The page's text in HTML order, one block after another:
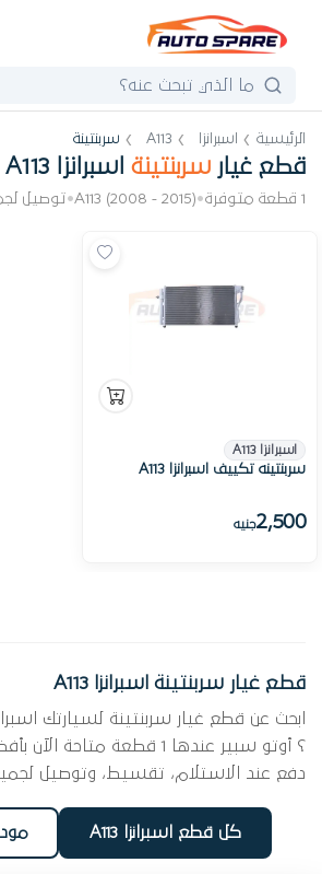
الرئيسية اسبرانزا A113 سربنتينة
قطع غيار سربنتينة اسبرانزا A113
1 قطعة متوفرة •
A113 (2008 - 2015)
•توصيل
اسبرانزا A113
سربنتينه تكييف اسبرانزا A113
2,500جنيه
قطع غيار سربنتينة اسبرانزا A113
؟ أوتو سبير عندها 1 قطعة
دفع عند الاستلام، تقسيط، وتوصيل
كل قطع اسبرانزا A113